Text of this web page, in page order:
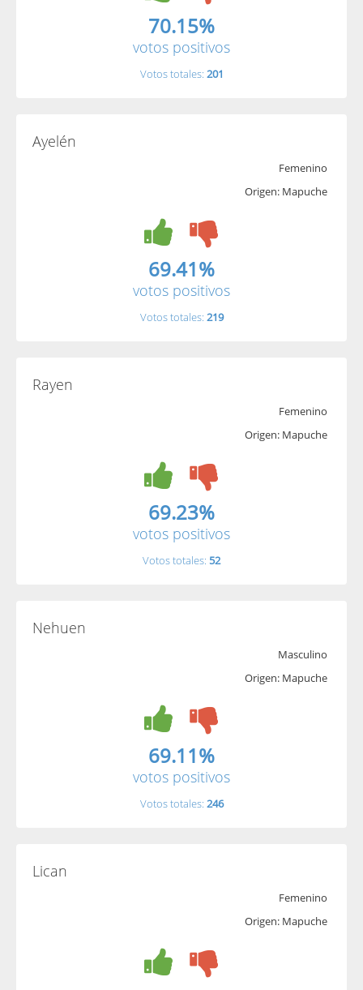
70.15%
votos positivos
Votos totales: 201
Ayelén
Femenino
Origen: Mapuche
69.41%
votos positivos
Votos totales: 219
Rayen
Femenino
Origen: Mapuche
69.23%
votos positivos
Votos totales: 52
Nehuen
Masculino
Origen: Mapuche
69.11%
votos positivos
Votos totales: 246
Lican
Femenino
Origen: Mapuche